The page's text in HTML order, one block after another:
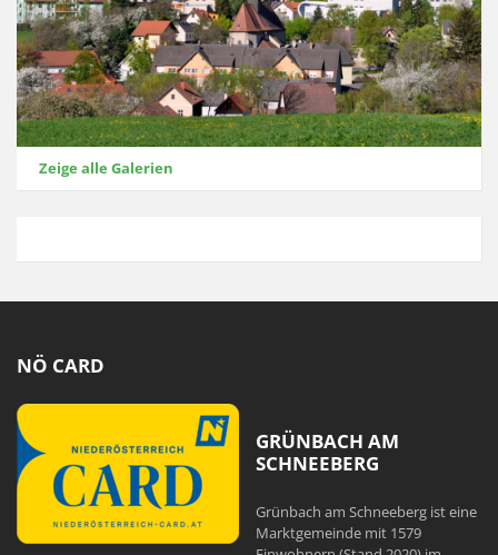
Zeige alle Galerien
NÖ CARD
GRÜNBACH AM
SCHNEEBERG
Grünbach am Schneeberg ist eine
Marktgemeinde mit 1579